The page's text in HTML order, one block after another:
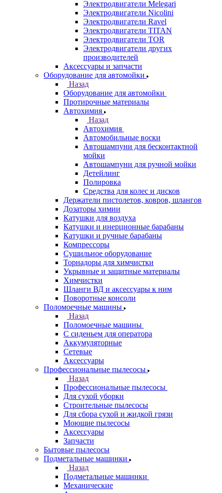
Электродвигатели Melegari
Электродвигатели Nicolini
Электродвигатели Ravel
Электродвигатели TITAN
Электродвигатели TOR
Электродвигатели других
производителей
Аксессуары и запчасти
Оборудование для автомойки
Назад
Оборудование для автомойки
Протирочные материалы
Автохимия
Назад
Автохимия
Автомобильные воски
Автошампуни для бесконтактной
мойки
Автошампуни для ручной мойки
Детейлинг
Полировка
Средства для колес и дисков
Держатели пистолетов, ковров, шлангов
Дозаторы химии
Катушки для воздуха
Катушки и инерционные барабаны
Катушки и ручные барабаны
Компрессоры
Сушильное оборудование
Торнадоры для химчистки
Укрывные и защитные материалы
Химчистки
Шланги ВД и аксессуары к ним
Поворотные консоли
Поломоечные машины
Назад
Поломоечные машины
С сиденьем для оператора
Аккумуляторные
Сетевые
Аксессуары
Профессиональные пылесосы
Назад
Профессиональные пылесосы
Для сухой уборки
Строительные пылесосы
Для сбора сухой и жидкой грязи
Моющие пылесосы
Аксессуары
Запчасти
Бытовые пылесосы
Подметальные машинки
Назад
Подметальные машинки
Механические